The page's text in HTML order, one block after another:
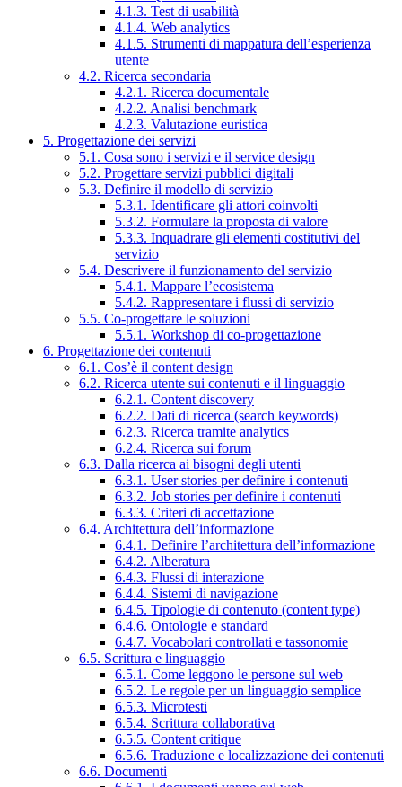
4.1.3. Test di usabilità
4.1.4. Web analytics
4.1.5. Strumenti di mappatura dell’esperienza
utente
4.2. Ricerca secondaria
4.2.1. Ricerca documentale
4.2.2. Analisi benchmark
4.2.3. Valutazione euristica
5. Progettazione dei servizi
5.1. Cosa sono i servizi e il service design
5.2. Progettare servizi pubblici digitali
5.3. Definire il modello di servizio
5.3.1. Identificare gli attori coinvolti
5.3.2. Formulare la proposta di valore
5.3.3. Inquadrare gli elementi costitutivi del
servizio
5.4. Descrivere il funzionamento del servizio
5.4.1. Mappare l’ecosistema
5.4.2. Rappresentare i flussi di servizio
5.5. Co-progettare le soluzioni
5.5.1. Workshop di co-progettazione
6. Progettazione dei contenuti
6.1. Cos’è il content design
6.2. Ricerca utente sui contenuti e il linguaggio
6.2.1. Content discovery
6.2.2. Dati di ricerca (search keywords)
6.2.3. Ricerca tramite analytics
6.2.4. Ricerca sui forum
6.3. Dalla ricerca ai bisogni degli utenti
6.3.1. User stories per definire i contenuti
6.3.2. Job stories per definire i contenuti
6.3.3. Criteri di accettazione
6.4. Architettura dell’informazione
6.4.1. Definire l’architettura dell’informazione
6.4.2. Alberatura
6.4.3. Flussi di interazione
6.4.4. Sistemi di navigazione
6.4.5. Tipologie di contenuto (content type)
6.4.6. Ontologie e standard
6.4.7. Vocabolari controllati e tassonomie
6.5. Scrittura e linguaggio
6.5.1. Come leggono le persone sul web
6.5.2. Le regole per un linguaggio semplice
6.5.3. Microtesti
6.5.4. Scrittura collaborativa
6.5.5. Content critique
6.5.6. Traduzione e localizzazione dei contenuti
6.6. Documenti